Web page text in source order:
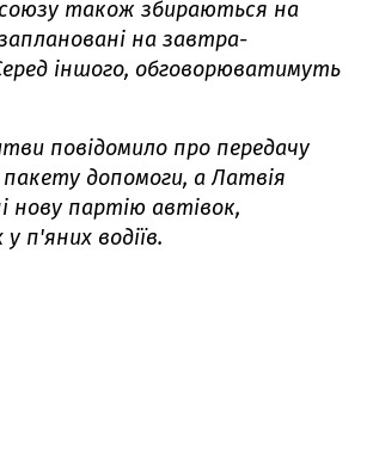
також збираються на
на завтра-
іншого, обговорюватимуть
повідомило про передачу
пакету допомоги, а Латвія
нову партію автівок,
п'яних водіїв.